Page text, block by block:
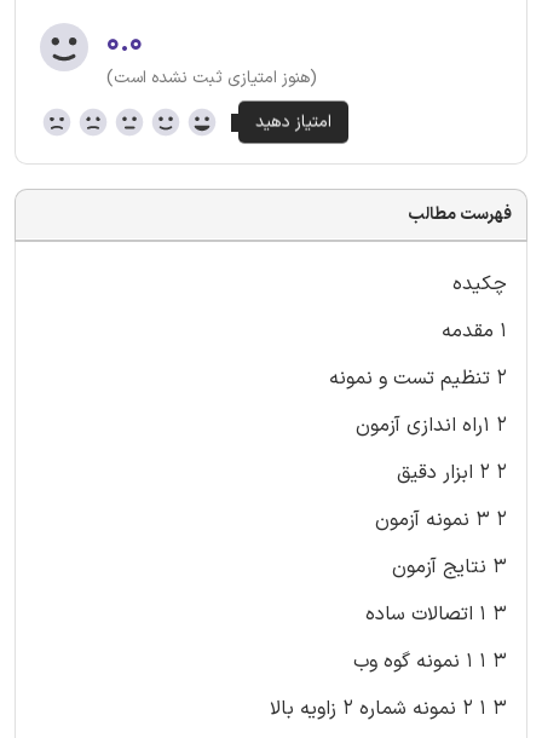
۰.۰
(هنوز امتیازی ثبت نشده است)
فهرست مطالب
چکیده
۱ مقدمه
۲ تنظیم تست و نمونه
۲ ۱راه اندازی آزمون
۲ ۲ ابزار دقیق
۲ ۳ نمونه آزمون
۳ نتایج آزمون
۳ ۱ اتصالات ساده
۳ ۱ ۱ نمونه گوه وب
۳ ۱ ۲ نمونه شماره ۲ زاویه بالا